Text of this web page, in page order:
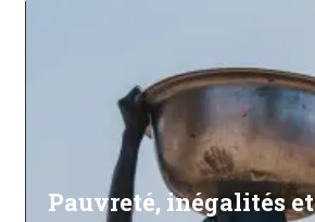
Pauvreté, inégalités et